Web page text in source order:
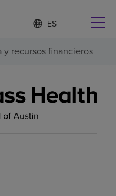
Lista
de
idiomas
contraída
d
o
s
e
e
y recursos financieros